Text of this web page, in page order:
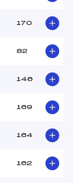
170
82
146
169
164
162